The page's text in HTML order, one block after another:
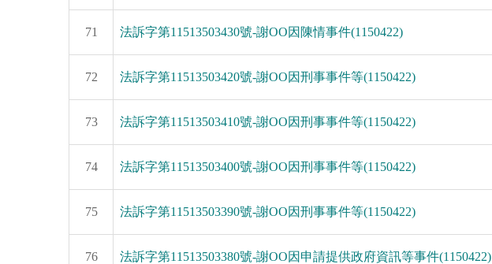
71 法訴字第11513503430號-謝OO因陳情事件(1150422)
72 法訴字第11513503420號-謝OO因刑事事件等(1150422)
73 法訴字第11513503410號-謝OO因刑事事件等(1150422)
74 法訴字第11513503400號-謝OO因刑事事件等(1150422)
75 法訴字第11513503390號-謝OO因刑事事件等(1150422)
76 法訴字第11513503380號-謝OO因申請提供政府資訊等事件(1150422)